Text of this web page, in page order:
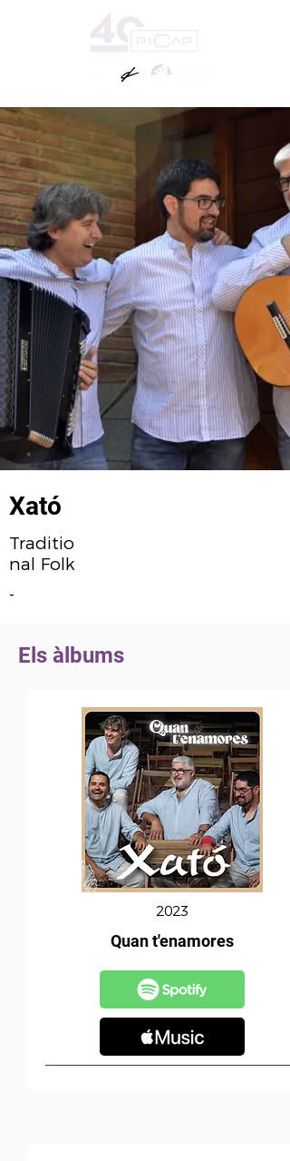
Xató
Traditio
nal Folk
-
Els àlbums
2023
Quan t'enamores